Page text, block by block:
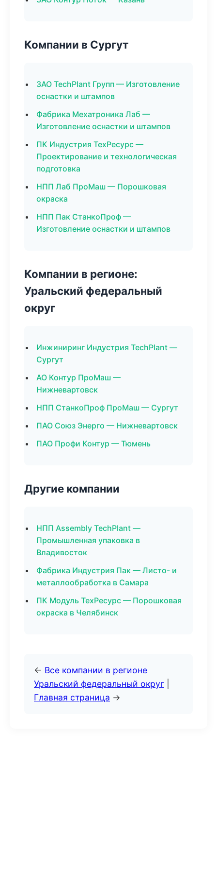
Компании в Сургут
ЗАО TechPlant Групп — Изготовление
оснастки и штампов
Фабрика Мехатроника Лаб —
Изготовление оснастки и штампов
ПК Индустрия ТехРесурс —
Проектирование и технологическая
подготовка
НПП Лаб ПроМаш — Порошковая
окраска
НПП Пак СтанкоПроф —
Изготовление оснастки и штампов
Компании в регионе:
Уральский федеральный
округ
Инжиниринг Индустрия TechPlant —
Сургут
АО Контур ПроМаш —
Нижневартовск
НПП СтанкоПроф ПроМаш — Сургут
ПАО Союз Энерго — Нижневартовск
ПАО Профи Контур — Тюмень
Другие компании
НПП Assembly TechPlant —
Промышленная упаковка в
Владивосток
Фабрика Индустрия Пак — Листо- и
металлообработка в Самара
ПК Модуль ТехРесурс — Порошковая
окраска в Челябинск
← Все компании в регионе
Уральский федеральный округ
Главная страница →